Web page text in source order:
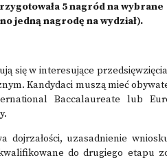
5 nagród na wybrane
jedną nagrodę na wydział).
się w interesujące
Kandydaci muszą mieć
Baccalaureate lub
dojrzałości, uzasadnienie
do drugiego etapu